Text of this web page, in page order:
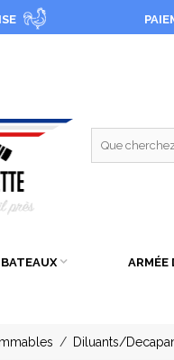
BATEAUX ARMÉE
/ Diluants/